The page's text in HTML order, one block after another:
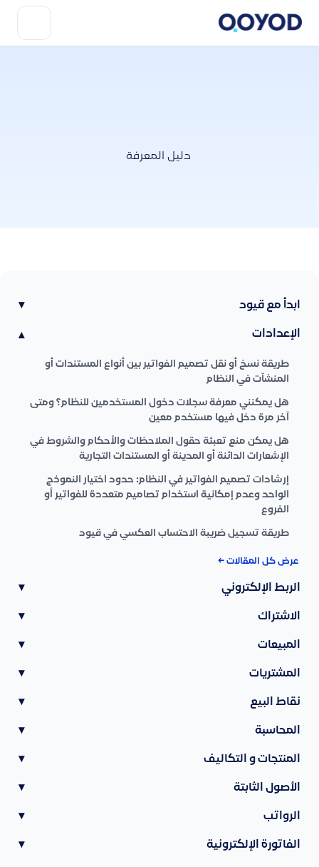
دليل المعرفة
ابدأ مع قيود ▾
الإعدادات ▾
طريقة نسخ أو نقل تصميم الفواتير بين أنواع المستندات أو
المنشآت في النظام
هل يمكنني معرفة سجلات دخول المستخدمين للنظام؟ ومتى
آخر مرة دخل فيها مستخدم معين
هل يمكن منع تعبئة حقول الملاحظات والأحكام والشروط في
الإشعارات الدائنة أو المدينة أو المستندات التجارية
إرشادات تصميم الفواتير في النظام: حدود اختيار النموذج
الواحد وعدم إمكانية استخدام تصاميم متعددة للفواتير أو
الفروع
طريقة تسجيل ضريبة الاحتساب العكسي في قيود
عرض كل المقالات ←
الربط الإلكتروني ▾
الاشتراك ▾
المبيعات ▾
المشتريات ▾
نقاط البيع ▾
المحاسبة ▾
المنتجات و التكاليف ▾
الأصول الثابتة ▾
الرواتب ▾
الفاتورة الإلكترونية ▾